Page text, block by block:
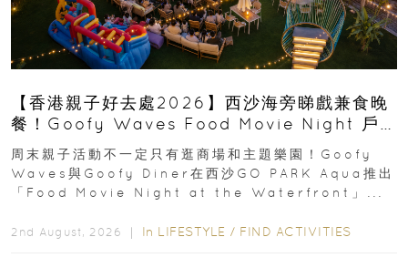
【香港親子好去處2026】西沙海旁睇戲兼食晚
餐！Goofy Waves Food Movie Night 戶
外影院逢週末登場
周末親子活動不一定只有逛商場和主題樂園！Goofy
Waves與Goofy Diner在西沙GO PARK Aqua推出
「Food Movie Night at the Waterfront」...
2nd August, 2026 ｜ In LIFESTYLE / FIND ACTIVITIES